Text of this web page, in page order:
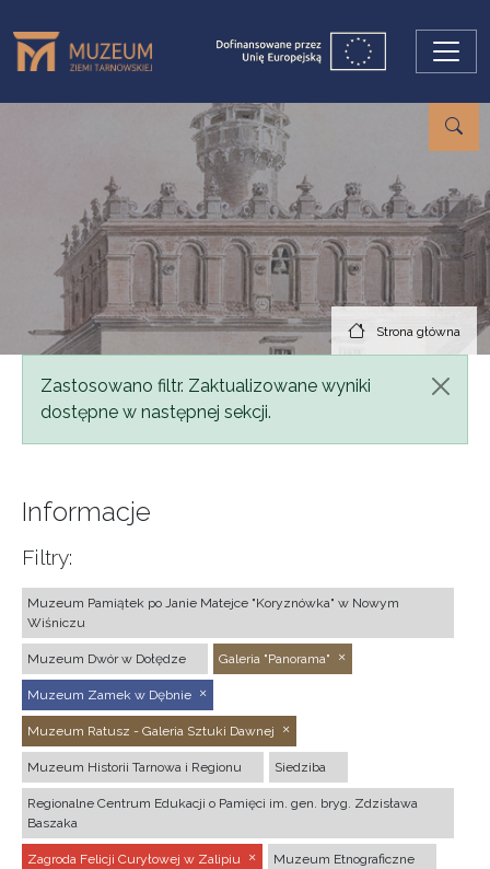
Strona główna
Komunikat
Zastosowano filtr. Zaktualizowane wyniki
dostępne w następnej sekcji.
Informacje
Filtry:
Muzeum Pamiątek po Janie Matejce "Koryznówka" w Nowym
Wiśniczu
Muzeum Dwór w Dołędze Galeria "Panorama"
Muzeum Zamek w Dębnie
Muzeum Ratusz - Galeria Sztuki Dawnej
Muzeum Historii Tarnowa i Regionu Siedziba
Regionalne Centrum Edukacji o Pamięci im. gen. bryg. Zdzisława
Baszaka
Zagroda Felicji Curyłowej w Zalipiu Muzeum Etnograficzne